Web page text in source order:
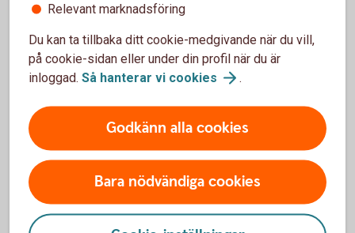
Programuppdatering av
telefon och surfplatta
För att appen ska fungera behöver du ha en
eller surfplatta.
Uppdateraoperativsystem
Relevant marknadsföring
Du kan ta tillbaka ditt cookie-medgivande när du vill,
på cookie-sidan eller under din profil när du är
inloggad. Så hanterar vi cookies .
Godkänn alla cookies
Bara nödvändiga cookies